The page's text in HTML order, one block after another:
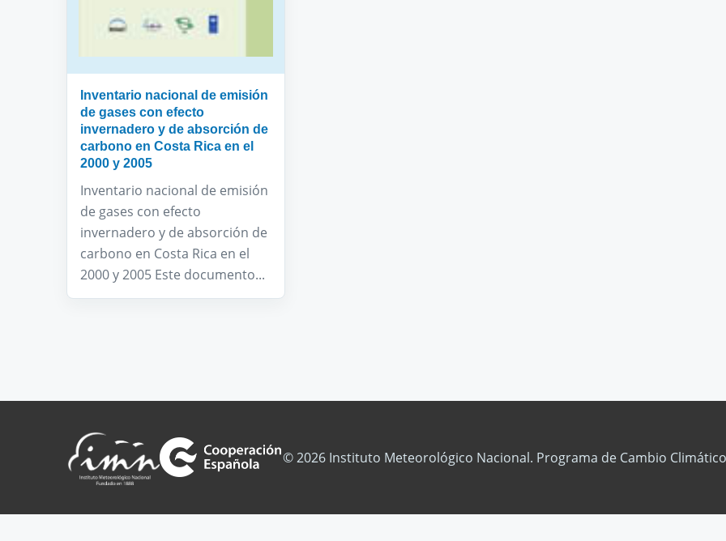
Inventario nacional de emisión
de gases con efecto
invernadero y de absorción de
carbono en Costa Rica en el
2000 y 2005
Inventario nacional de emisión
de gases con efecto
invernadero y de absorción de
carbono en Costa Rica en el
2000 y 2005 Este documento...
© 2026 Instituto Meteorológico Nacional. Programa de Cambio